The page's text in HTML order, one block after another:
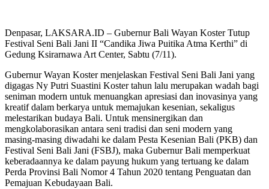
Denpasar, LAKSARA.ID – Gubernur Bali Wayan Koster Tutup
Festival Seni Bali Jani II “Candika Jiwa Puitika Atma Kerthi” di
Gedung Ksirarnawa Art Center, Sabtu (7/11).
Gubernur Wayan Koster menjelaskan Festival Seni Bali Jani yang
digagas Ny Putri Suastini Koster tahun lalu merupakan wadah bagi
seniman modern untuk menuangkan apresiasi dan inovasinya yang
kreatif dalam berkarya untuk memajukan kesenian, sekaligus
melestarikan budaya Bali. Untuk mensinergikan dan
mengkolaborasikan antara seni tradisi dan seni modern yang
masing-masing diwadahi ke dalam Pesta Kesenian Bali (PKB) dan
Festival Seni Bali Jani (FSBJ), maka Gubernur Bali memperkuat
keberadaannya ke dalam payung hukum yang tertuang ke dalam
Perda Provinsi Bali Nomor 4 Tahun 2020 tentang Penguatan dan
Pemajuan Kebudayaan Bali.